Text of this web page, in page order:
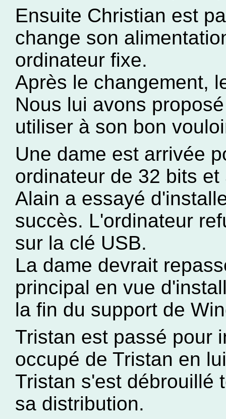
Ensuite Christian est
change son
ordinateur fixe.
Après le changement,
Nous lui avons
utiliser à son bon
Une dame est arrivée
ordinateur de 32 bits
Alain a essayé
succès. L'ordinateur
sur la clé USB.
La dame devrait
principal en vue
la fin du support de
Tristan est passé pour
occupé de Tristan en
Tristan s'est débrouillé
sa distribution.